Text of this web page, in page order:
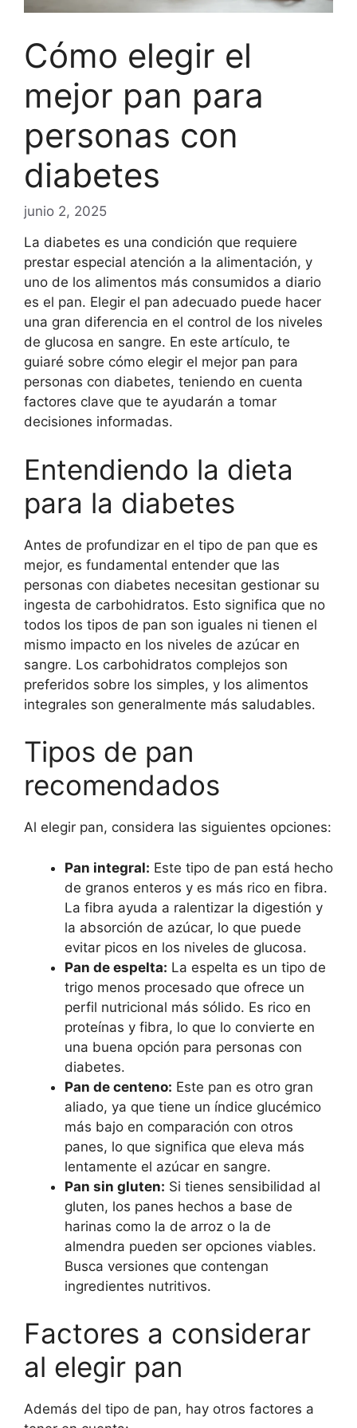
Cómo elegir el
mejor pan para
personas con
diabetes
junio 2, 2025
La diabetes es una condición que requiere
prestar especial atención a la alimentación, y
uno de los alimentos más consumidos a diario
es el pan. Elegir el pan adecuado puede hacer
una gran diferencia en el control de los niveles
de glucosa en sangre. En este artículo, te
guiaré sobre cómo elegir el mejor pan para
personas con diabetes, teniendo en cuenta
factores clave que te ayudarán a tomar
decisiones informadas.
Entendiendo la dieta
para la diabetes
Antes de profundizar en el tipo de pan que es
mejor, es fundamental entender que las
personas con diabetes necesitan gestionar su
ingesta de carbohidratos. Esto significa que no
todos los tipos de pan son iguales ni tienen el
mismo impacto en los niveles de azúcar en
sangre. Los carbohidratos complejos son
preferidos sobre los simples, y los alimentos
integrales son generalmente más saludables.
Tipos de pan
recomendados
Al elegir pan, considera las siguientes opciones:
Pan integral: Este tipo de pan está hecho
de granos enteros y es más rico en fibra.
La fibra ayuda a ralentizar la digestión y
la absorción de azúcar, lo que puede
evitar picos en los niveles de glucosa.
Pan de espelta: La espelta es un tipo de
trigo menos procesado que ofrece un
perfil nutricional más sólido. Es rico en
proteínas y fibra, lo que lo convierte en
una buena opción para personas con
diabetes.
Pan de centeno: Este pan es otro gran
aliado, ya que tiene un índice glucémico
más bajo en comparación con otros
panes, lo que significa que eleva más
lentamente el azúcar en sangre.
Pan sin gluten: Si tienes sensibilidad al
gluten, los panes hechos a base de
harinas como la de arroz o la de
almendra pueden ser opciones viables.
Busca versiones que contengan
ingredientes nutritivos.
Factores a considerar
al elegir pan
Además del tipo de pan, hay otros factores a